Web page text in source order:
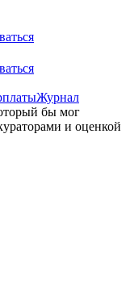
Журнал
бы мог
и оценкой